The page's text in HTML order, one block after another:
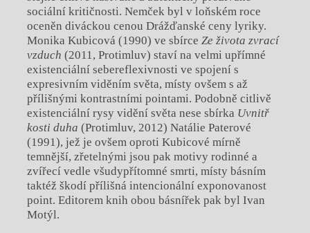
sociální kritičnosti. Nemček byl v loňském roce
oceněn diváckou cenou Drážďanské ceny lyriky.
Monika Kubicová (1990) ve sbírce Ze života zvrací
vzduch (2011, Protimluv) staví na velmi upřímné
existenciální sebereflexivnosti ve spojení s
expresivním viděním světa, místy ovšem s až
přílišnými kontrastními pointami. Podobně citlivě
existenciální rysy vidění světa nese sbírka Uvnitř
kosti duha (Protimluv, 2012) Natálie Paterové
(1991), jež je ovšem oproti Kubicové mírně
temnější, zřetelnými jsou pak motivy rodinné a
zvířecí vedle všudypřítomné smrti, místy básním
taktéž škodí přílišná intencionální exponovanost
point. Editorem knih obou básnířek pak byl Ivan
Motýl.